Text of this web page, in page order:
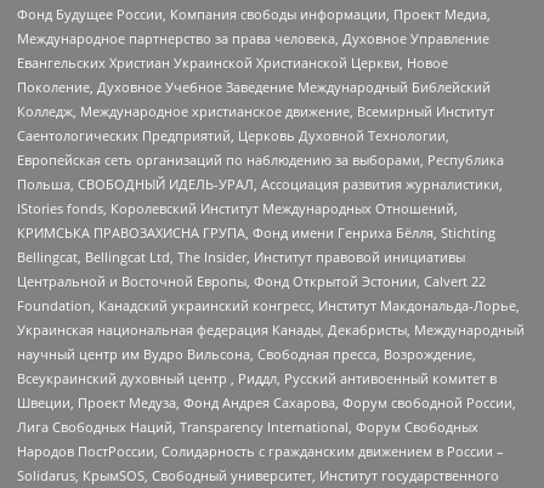
Фонд Будущее России, Компания свободы информации, Проект Медиа,
Международное партнерство за права человека, Духовное Управление
Евангельских Христиан Украинской Христианской Церкви, Новое
Поколение, Духовное Учебное Заведение Международный Библейский
Колледж, Международное христианское движение, Всемирный Институт
Саентологических Предприятий, Церковь Духовной Технологии,
Европейская сеть организаций по наблюдению за выборами, Республика
Польша, СВОБОДНЫЙ ИДЕЛЬ-УРАЛ, Ассоциация развития журналистики,
IStories fonds, Королевский Институт Международных Отношений,
КРИМСЬКА ПРАВОЗАХИСНА ГРУПА, Фонд имени Генриха Бёлля, Stichting
Bellingcat, Bellingcat Ltd, The Insider, Институт правовой инициативы
Центральной и Восточной Европы, Фонд Открытой Эстонии, Calvert 22
Foundation, Канадский украинский конгресс, Институт Макдональда-Лорье,
Украинская национальная федерация Канады, Декабристы, Международный
научный центр им Вудро Вильсона, Свободная пресса, Возрождение,
Всеукраинский духовный центр , Риддл, Русский антивоенный комитет в
Швеции, Проект Медуза, Фонд Андрея Сахарова, Форум свободной России,
Лига Свободных Наций, Transparеncy International, Форум Свободных
Народов ПостРоссии, Солидарность с гражданским движением в России –
Solidarus, КрымSOS, Свободный университет, Институт государственного